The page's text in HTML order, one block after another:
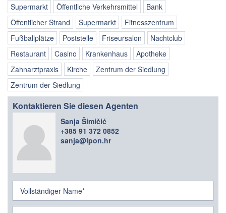
Supermarkt Öffentliche Verkehrsmittel
Bank
Öffentlicher Strand
Supermarkt
Fitnesszentrum
Fußballplätze
Poststelle Friseursalon
Nachtclub
Restaurant
Casino Krankenhaus
Apotheke
Zahnarztpraxis
Kirche
Zentrum der Siedlung
Zentrum der Siedlung
Kontaktieren Sie diesen Agenten
Sanja Šimičić
+385 91 372 0852
sanja@ipon.hr